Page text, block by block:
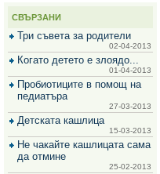
СВЪРЗАНИ
Три съвета за родители
02-04-2013
Когато детето е злоядо...
01-04-2013
Пробиотиците в помощ на
педиатъра
27-03-2013
Детската кашлица
15-03-2013
Не чакайте кашлицата сама
да отмине
25-02-2013